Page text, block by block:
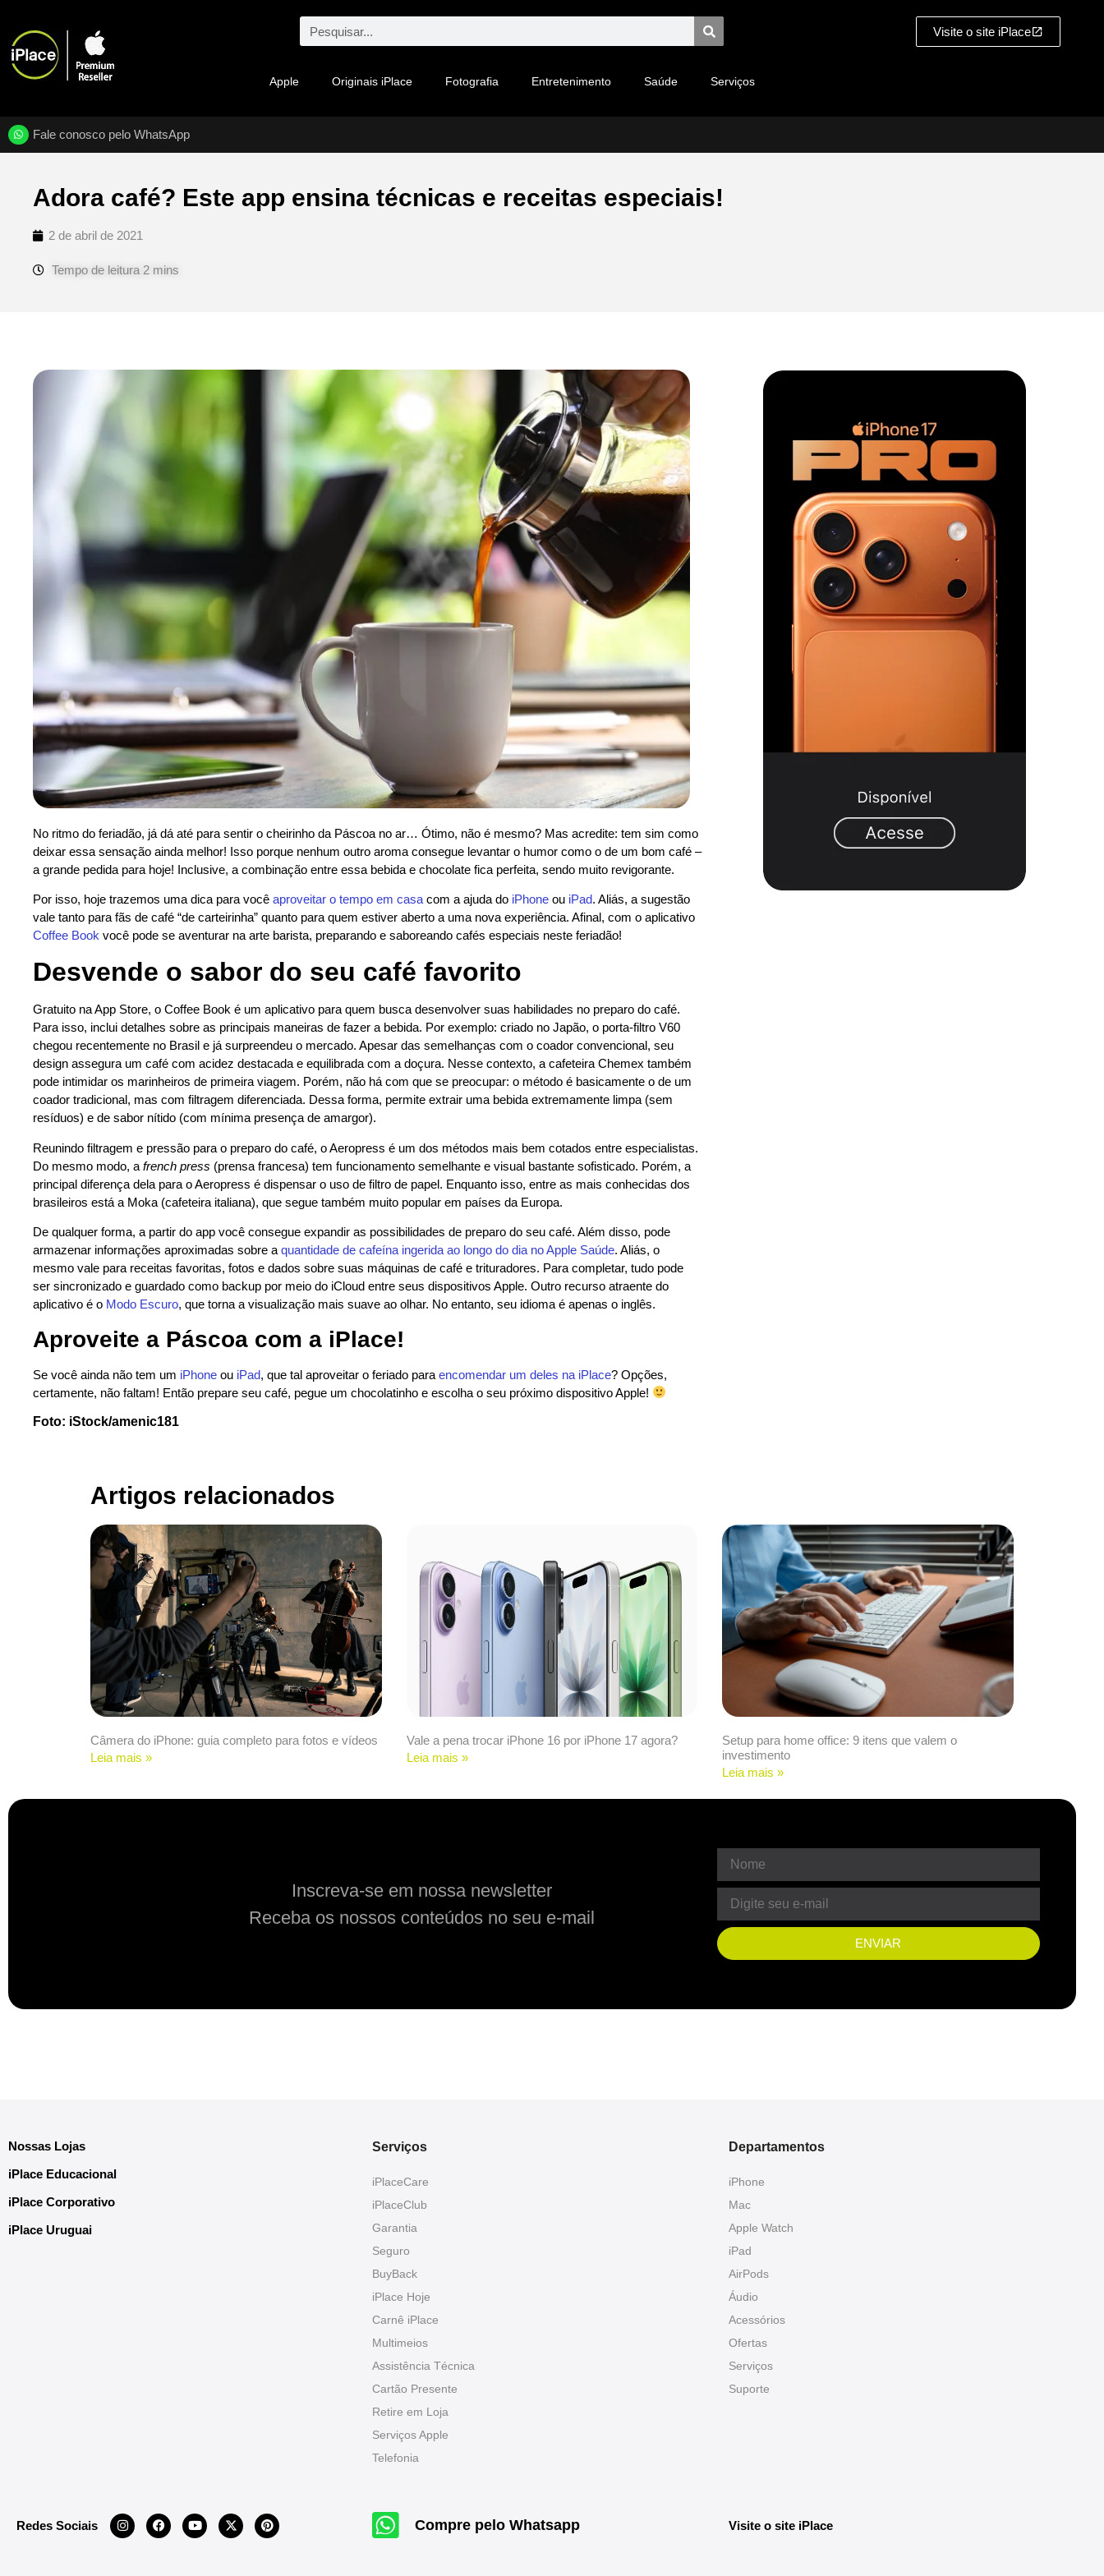
Apple Originais iPlace Fotografia Entretenimento Saúde Serviços
Visite o site iPlace
Fale conosco pelo WhatsApp
Adora café? Este app ensina técnicas e receitas especiais!
2 de abril de 2021
No ritmo do feriadão, já dá até para sentir o cheirinho da Páscoa no ar… Ótimo, não é mesmo? Mas acredite: tem sim como
deixar essa sensação ainda melhor! Isso porque nenhum outro aroma consegue levantar o humor como o de um bom café –
a grande pedida para hoje! Inclusive, a combinação entre essa bebida e chocolate fica perfeita, sendo muito revigorante.
Por isso, hoje trazemos uma dica para você aproveitar o tempo em casa com a ajuda do iPhone ou iPad. Aliás, a sugestão
vale tanto para fãs de café “de carteirinha” quanto para quem estiver aberto a uma nova experiência. Afinal, com o aplicativo
Coffee Book você pode se aventurar na arte barista, preparando e saboreando cafés especiais neste feriadão!
Desvende o sabor do seu café favorito
Gratuito na App Store, o Coffee Book é um aplicativo para quem busca desenvolver suas habilidades no preparo do café.
Para isso, inclui detalhes sobre as principais maneiras de fazer a bebida. Por exemplo: criado no Japão, o porta-filtro V60
chegou recentemente no Brasil e já surpreendeu o mercado. Apesar das semelhanças com o coador convencional, seu
design assegura um café com acidez destacada e equilibrada com a doçura. Nesse contexto, a cafeteira Chemex também
pode intimidar os marinheiros de primeira viagem. Porém, não há com que se preocupar: o método é basicamente o de um
coador tradicional, mas com filtragem diferenciada. Dessa forma, permite extrair uma bebida extremamente limpa (sem
resíduos) e de sabor nítido (com mínima presença de amargor).
Reunindo filtragem e pressão para o preparo do café, o Aeropress é um dos métodos mais bem cotados entre especialistas.
Do mesmo modo, a french press (prensa francesa) tem funcionamento semelhante e visual bastante sofisticado. Porém, a
principal diferença dela para o Aeropress é dispensar o uso de filtro de papel. Enquanto isso, entre as mais conhecidas dos
brasileiros está a Moka (cafeteira italiana), que segue também muito popular em países da Europa.
De qualquer forma, a partir do app você consegue expandir as possibilidades de preparo do seu café. Além disso, pode
armazenar informações aproximadas sobre a quantidade de cafeína ingerida ao longo do dia no Apple Saúde. Aliás, o
mesmo vale para receitas favoritas, fotos e dados sobre suas máquinas de café e trituradores. Para completar, tudo pode
ser sincronizado e guardado como backup por meio do iCloud entre seus dispositivos Apple. Outro recurso atraente do
aplicativo é o Modo Escuro, que torna a visualização mais suave ao olhar. No entanto, seu idioma é apenas o inglês.
Aproveite a Páscoa com a iPlace!
Se você ainda não tem um iPhone ou iPad, que tal aproveitar o feriado para encomendar um deles na iPlace? Opções,
certamente, não faltam! Então prepare seu café, pegue um chocolatinho e escolha o seu próximo dispositivo Apple!
Foto: iStock/amenic181
Artigos relacionados
Câmera do iPhone: guia completo para fotos e vídeos
Leia mais »
Vale a pena trocar iPhone 16 por iPhone 17 agora?
Leia mais »
Setup para home office: 9 itens que valem o
investimento
Leia mais »
Inscreva-se em nossa newsletter
Receba os nossos conteúdos no seu e-mail
ENVIAR
Nossas Lojas
iPlace Educacional
iPlace Corporativo
iPlace Uruguai
Serviços
iPlaceCare
iPlaceClub
Garantia
Seguro
BuyBack
iPlace Hoje
Carnê iPlace
Multimeios
Assistência Técnica
Cartão Presente
Retire em Loja
Serviços Apple
Telefonia
Departamentos
iPhone
Mac
Apple Watch
iPad
AirPods
Áudio
Acessórios
Ofertas
Serviços
Suporte
Redes Sociais Compre pelo Whatsapp Visite o site iPlace